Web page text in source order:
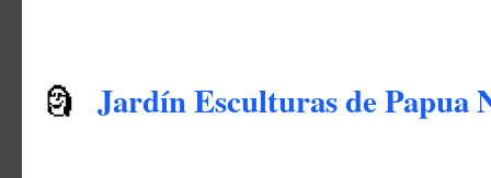
🗿 Jardín Esculturas de Papua